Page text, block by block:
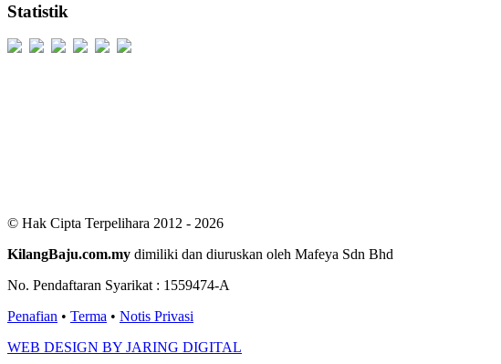
Statistik
© Hak Cipta Terpelihara 2012 - 2026
KilangBaju.com.my dimiliki dan diuruskan oleh Mafeya Sdn Bhd
No. Pendaftaran Syarikat : 1559474-A
Penafian • Terma • Notis Privasi
WEB DESIGN BY JARING DIGITAL